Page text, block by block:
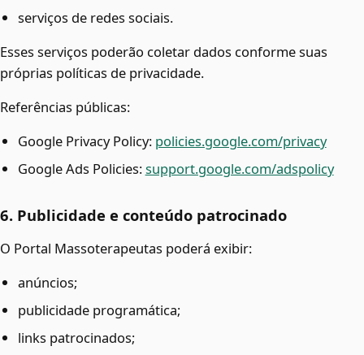
serviços de redes sociais.
Esses serviços poderão coletar dados conforme suas
próprias políticas de privacidade.
Referências públicas:
Google Privacy Policy: policies.google.com/privacy
Google Ads Policies:support.google.com/adspolicy
6. Publicidade e conteúdo patrocinado
O Portal Massoterapeutas poderá exibir:
anúncios;
publicidade programática;
links patrocinados;